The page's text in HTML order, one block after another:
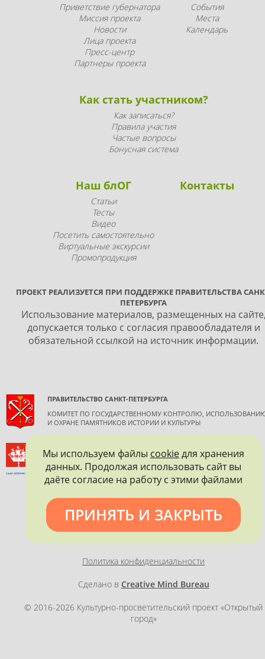
Приветствие губернатора
Миссия проекта
Новости
Лица проекта
Пресс-центр
Партнеры проекта
События
Места
Календарь
Как стать участником?
Как записаться?
Правила участия
Частые вопросы
Бонусная система
Наш блОГ
Статьи
Тесты
Видео
Посетить самостоятельно
Виртуальные экскурсии
Промопродукция
Контакты
ПРОЕКТ РЕАЛИЗУЕТСЯ ПРИ ПОДДЕРЖКЕ ПРАВИТЕЛЬСТВА
ПЕТЕРБУРГА
Использование материалов, размещенных на
допускается только с согласия правообладателя и
обязательной ссылкой на источник информации.
ПРАВИТЕЛЬСТВО САНКТ-ПЕТЕРБУРГА
КОМИТЕТ ПО ГОСУДАРСТВЕННОМУ КОНТРОЛЮ,
И ОХРАНЕ ПАМЯТНИКОВ ИСТОРИИ И КУЛЬТУРЫ
ИСТОРИИ И КУЛЬТУРЫ
САНКТ-ПЕТЕРБУРГСКОЕ ГОРОДСКОЕ ОТДЕЛЕНИЕ
Политика конфиденциальности
Сделано в Creative Mind Bureau
© 2016-2026 Культурно-просветительский проект «Открытый
город»
Мы используем файлы cookieдля хранения
данных. Продолжая использовать сайт вы
даёте согласие на работу с этими файлами
ПРИНЯТЬ И ЗАКРЫТЬ